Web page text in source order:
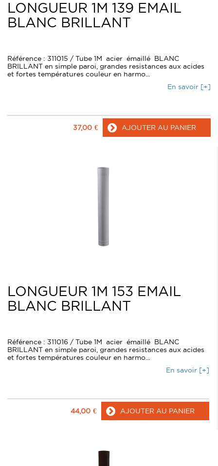
LONGUEUR 1M 139 EMAIL
BLANC BRILLANT
Référence : 311015 / Tube 1M acier émaillé BLANC
BRILLANT en simple paroi, grandes resistances aux acides
et fortes températures couleur en harmo...
En savoir [+]
37,00 € AJOUTER AU PANIER
LONGUEUR 1M 153 EMAIL
BLANC BRILLANT
Référence : 311016 / Tube 1M acier émaillé BLANC
BRILLANT en simple paroi, grandes resistances aux acides
et fortes températures couleur en harmo...
En savoir [+]
44,00 € AJOUTER AU PANIER